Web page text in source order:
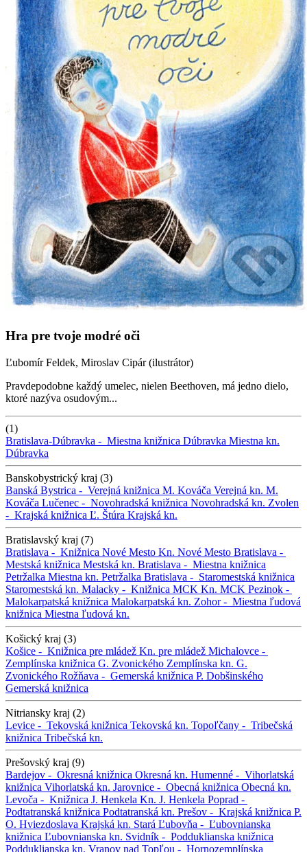
Hra pre tvoje modré oči
Ľubomír Feldek, Miroslav Cipár (ilustrátor)
Pravdepodobne každý umelec, nielen Beethoven, má jedno dielo,
ktoré nazýva osudovým...
(1)
Bratislava-Dúbravka - Miestna knižnica Dúbravka Miestna kn.
Dúbravka
Banskobystrický kraj (3)
Banská Bystrica - Verejná knižnica M. Kováča Verejná kn. M.
Kováča Lučenec - Novohradská knižnica Novohradská kn. Zvolen
- Krajská knižnica Ľ. Štúra Krajská kn.
Bratislavský kraj (7)
Bratislava - Knižnica Nové Mesto Kn. Nové Mesto Bratislava -
Mestská knižnica Mestská kn. Bratislava - Miestna knižnica
Petržalka Miestna kn. Petržalka Bratislava - Staromestská knižnica
Staromestská kn. Malacky - Knižnica MCK Kn. MCK Pezinok -
Malokarpatská knižnica Malokarpatská kn. Zohor - Miestna ľudová
knižnica Miestna ľudová kn.
Košický kraj (3)
Košice - Knižnica pre mládež Kn. pre mládež Michalovce -
Zemplínska knižnica G. Zvonického Zemplínska kn. G.
Zvonického Rožňava - Gemerská knižnica P. Dobšinského
Gemerská knižnica
Nitriansky kraj (2)
Levice - Tekovská knižnica Tekovská kn. Topoľčany - Tribečská
knižnica Tribečská kn.
Prešovský kraj (9)
Bardejov - Okresná knižnica Okresná kn. Humenné - Vihorlatská
knižnica Vihorlatská kn. Jarovnice - Obecná knižnica Obecná kn.
Levoča - Knižnica J. Henkela Kn. J. Henkela Poprad -
Podtatranská knižnica Podtatranská kn. Prešov - Krajská knižnica P.
O. Hviezdoslava Krajská kn. Stará Ľubovňa - Ľubovnianska
knižnica Ľubovnianska kn. Svidník - Podduklianska knižnica
Podduklianska kn. Vranov nad Topľou - Hornozemplínska